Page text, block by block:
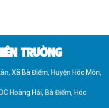
TRƯỜNG
Xã Bà Điểm, Huyện Hóc Môn,
Hoàng Hải, Bà Điểm, Hóc